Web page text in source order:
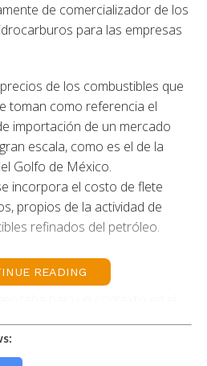
de comercializador de los
para las empresas
de los combustibles que
toman como referencia el
importación de un mercado
escala, como es el de la
Golfo de México.
incorpora el costo de flete
propios de la actividad de
refinados del petróleo.
eran presionados al alza, en
en la guerra comercial
y una gran caída en los
READING